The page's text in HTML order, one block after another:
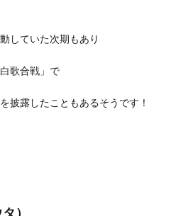
していた次期もあり
歌合戦」で
披露したこともあるそうです！
）